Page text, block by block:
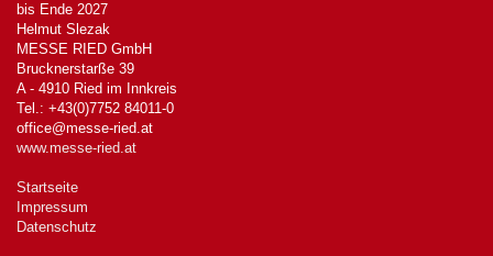
bis Ende 2027
Helmut Slezak
MESSE RIED GmbH
Brucknerstarße 39
A - 4910 Ried im Innkreis
Tel.: +43(0)7752 84011-0
office@messe-ried.at
www.messe-ried.at
Startseite
Impressum
Datenschutz